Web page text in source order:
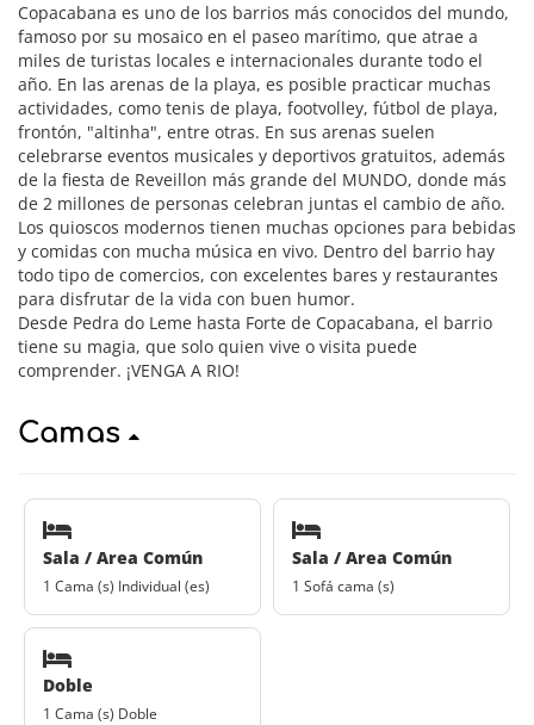
Copacabana es uno de los barrios más conocidos del mundo,
famoso por su mosaico en el paseo marítimo, que atrae a
miles de turistas locales e internacionales durante todo el
año. En las arenas de la playa, es posible practicar muchas
actividades, como tenis de playa, footvolley, fútbol de playa,
frontón, "altinha", entre otras. En sus arenas suelen
celebrarse eventos musicales y deportivos gratuitos, además
de la fiesta de Reveillon más grande del MUNDO, donde más
de 2 millones de personas celebran juntas el cambio de año.
Los quioscos modernos tienen muchas opciones para bebidas
y comidas con mucha música en vivo. Dentro del barrio hay
todo tipo de comercios, con excelentes bares y restaurantes
para disfrutar de la vida con buen humor.
Desde Pedra do Leme hasta Forte de Copacabana, el barrio
tiene su magia, que solo quien vive o visita puede
comprender. ¡VENGA A RIO!
Camas
Sala / Area Común
1 Cama (s) Individual (es)
Sala / Area Común
1 Sofá cama (s)
Doble
1 Cama (s) Doble